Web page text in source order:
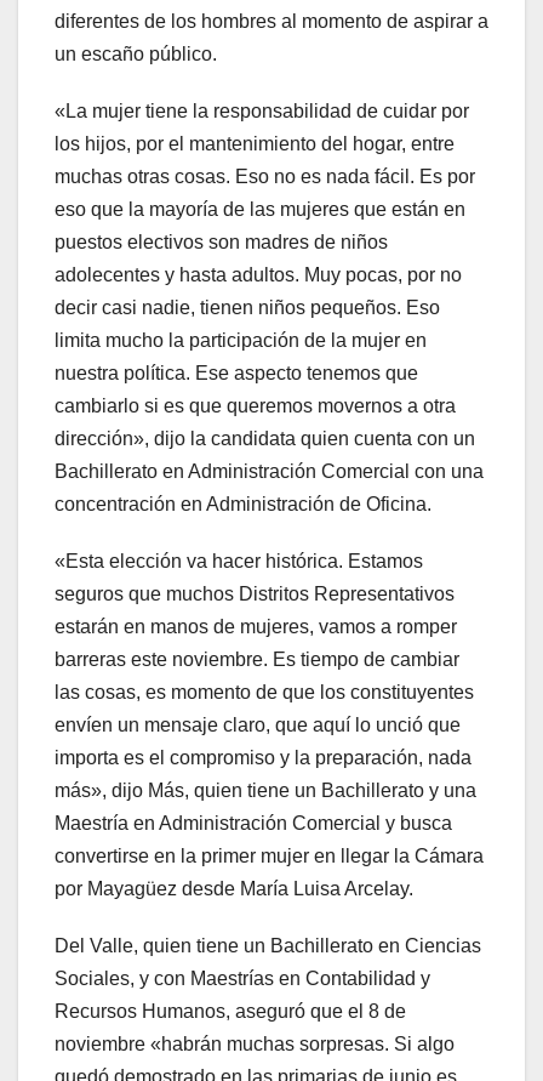
diferentes de los hombres al momento de aspirar a
un escaño público.
«La mujer tiene la responsabilidad de cuidar por
los hijos, por el mantenimiento del hogar, entre
muchas otras cosas. Eso no es nada fácil. Es por
eso que la mayoría de las mujeres que están en
puestos electivos son madres de niños
adolecentes y hasta adultos. Muy pocas, por no
decir casi nadie, tienen niños pequeños. Eso
limita mucho la participación de la mujer en
nuestra política. Ese aspecto tenemos que
cambiarlo si es que queremos movernos a otra
dirección», dijo la candidata quien cuenta con un
Bachillerato en Administración Comercial con una
concentración en Administración de Oficina.
«Esta elección va hacer histórica. Estamos
seguros que muchos Distritos Representativos
estarán en manos de mujeres, vamos a romper
barreras este noviembre. Es tiempo de cambiar
las cosas, es momento de que los constituyentes
envíen un mensaje claro, que aquí lo unció que
importa es el compromiso y la preparación, nada
más», dijo Más, quien tiene un Bachillerato y una
Maestría en Administración Comercial y busca
convertirse en la primer mujer en llegar la Cámara
por Mayagüez desde María Luisa Arcelay.
Del Valle, quien tiene un Bachillerato en Ciencias
Sociales, y con Maestrías en Contabilidad y
Recursos Humanos, aseguró que el 8 de
noviembre «habrán muchas sorpresas. Si algo
quedó demostrado en las primarias de junio es